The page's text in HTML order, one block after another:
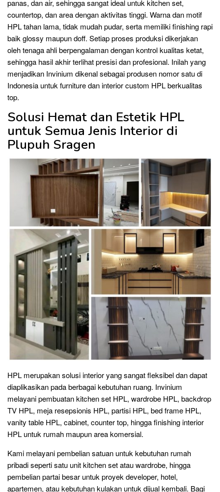
panas, dan air, sehingga sangat ideal untuk kitchen set,
countertop, dan area dengan aktivitas tinggi. Warna dan motif
HPL tahan lama, tidak mudah pudar, serta memiliki finishing rapi
baik glossy maupun doff. Setiap proses produksi dikerjakan
oleh tenaga ahli berpengalaman dengan kontrol kualitas ketat,
sehingga hasil akhir terlihat presisi dan profesional. Inilah yang
menjadikan Invinium dikenal sebagai produsen nomor satu di
Indonesia untuk furniture dan interior custom HPL berkualitas
top.
Solusi Hemat dan Estetik HPL
untuk Semua Jenis Interior di
Plupuh Sragen
HPL merupakan solusi interior yang sangat fleksibel dan dapat
diaplikasikan pada berbagai kebutuhan ruang. Invinium
melayani pembuatan kitchen set HPL, wardrobe HPL, backdrop
TV HPL, meja resepsionis HPL, partisi HPL, bed frame HPL,
vanity table HPL, cabinet, counter top, hingga finishing interior
HPL untuk rumah maupun area komersial.
Kami melayani pembelian satuan untuk kebutuhan rumah
pribadi seperti satu unit kitchen set atau wardrobe, hingga
pembelian partai besar untuk proyek developer, hotel,
apartemen, atau kebutuhan kulakan untuk dijual kembali. Bagi